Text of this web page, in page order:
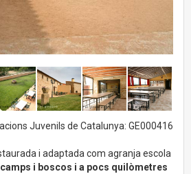
Juvenils de Catalunya: GE000416
i adaptada com agranja escola
i boscos i a pocs quilòmetres